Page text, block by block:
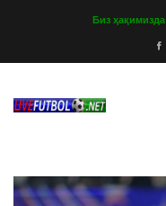
Биз ҳақимизда